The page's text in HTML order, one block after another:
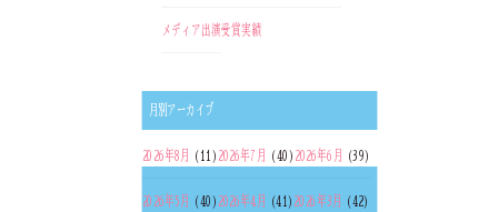
メディア出演受賞実績
月別アーカイブ
2026年8月 (11) 2026年7月 (40) 2026年6月 (39)
2026年5月 (40) 2026年4月 (41) 2026年3月 (42)